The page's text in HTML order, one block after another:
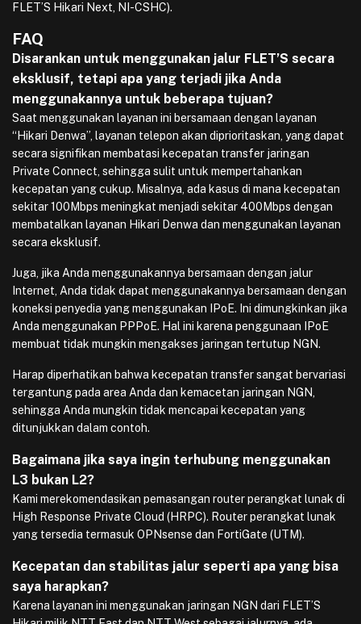
FLET’S Hikari Next, NI-CSHC).
FAQ
Disarankan untuk menggunakan jalur FLET’S secara
eksklusif, tetapi apa yang terjadi jika Anda
menggunakannya untuk beberapa tujuan?
Saat menggunakan layanan ini bersamaan dengan layanan
“Hikari Denwa”, layanan telepon akan diprioritaskan, yang dapat
secara signifikan membatasi kecepatan transfer jaringan
Private Connect, sehingga sulit untuk mempertahankan
kecepatan yang cukup. Misalnya, ada kasus di mana kecepatan
sekitar 100Mbps meningkat menjadi sekitar 400Mbps dengan
membatalkan layanan Hikari Denwa dan menggunakan layanan
secara eksklusif.
Juga, jika Anda menggunakannya bersamaan dengan jalur
Internet, Anda tidak dapat menggunakannya bersamaan dengan
koneksi penyedia yang menggunakan IPoE. Ini dimungkinkan jika
Anda menggunakan PPPoE. Hal ini karena penggunaan IPoE
membuat tidak mungkin mengakses jaringan tertutup NGN.
Harap diperhatikan bahwa kecepatan transfer sangat bervariasi
tergantung pada area Anda dan kemacetan jaringan NGN,
sehingga Anda mungkin tidak mencapai kecepatan yang
ditunjukkan dalam contoh.
Bagaimana jika saya ingin terhubung menggunakan
L3 bukan L2?
Kami merekomendasikan pemasangan router perangkat lunak di
High Response Private Cloud (HRPC). Router perangkat lunak
yang tersedia termasuk OPNsense dan FortiGate (UTM).
Kecepatan dan stabilitas jalur seperti apa yang bisa
saya harapkan?
Karena layanan ini menggunakan jaringan NGN dari FLET’S